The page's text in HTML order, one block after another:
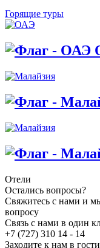
Горящие туры
Отели
Остались вопросы?
Свяжитесь с нами и
вопросу
Связь с нами в один
+7 (727) 310 14 - 14
Заходите к нам в гости